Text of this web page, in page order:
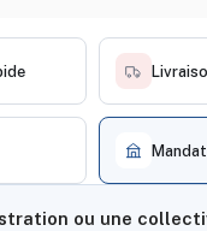
ou une